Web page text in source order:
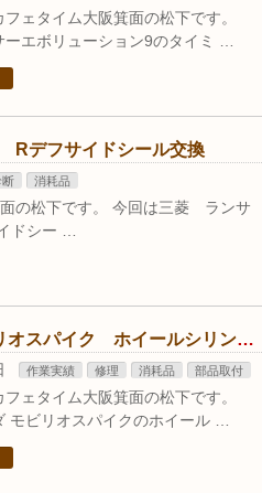
フェタイム大阪箕面の松下です。
エボリューション9のタイミ …
Rデフサイドシール交換
断 消耗品
の松下です。 今回は三菱 ランサ
ドシー …
ホンダ モビリオスパイク ホイールシリンダーオーバーホール
作業実績 修理 消耗品 部品取付
フェタイム大阪箕面の松下です。
モビリオスパイクのホイール …